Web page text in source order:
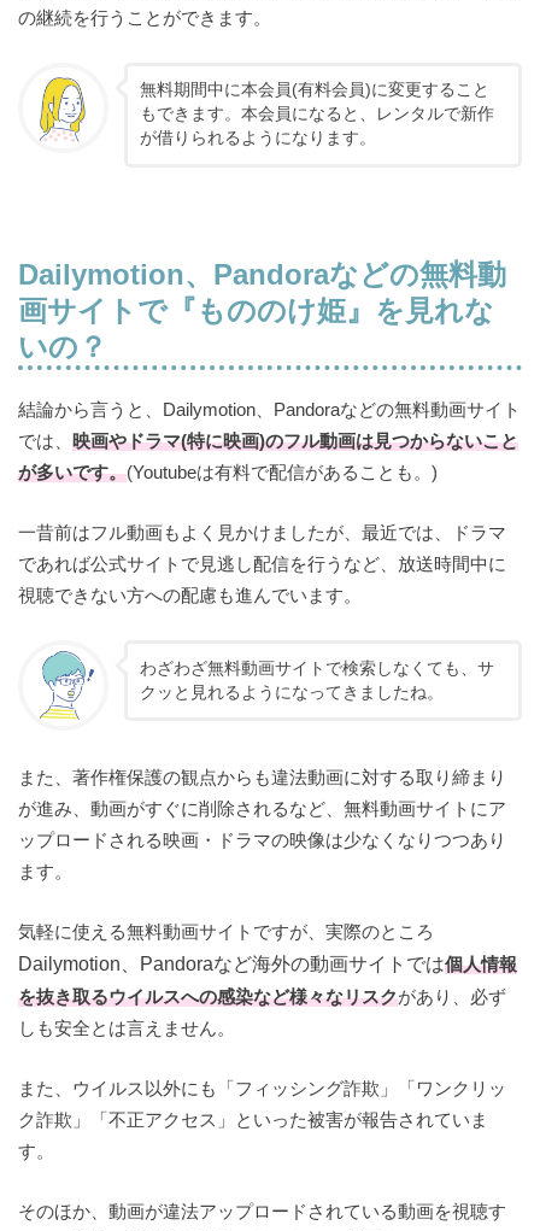
の継続を行うことができます。
無料期間中に本会員(有料会員)に変更すること
もできます。本会員になると、レンタルで新作
が借りられるようになります。
Dailymotion、Pandoraなどの無料動
画サイトで『もののけ姫』を見れな
いの？
結論から言うと、Dailymotion、Pandoraなどの無料動画サイト
では、 映画やドラマ(特に映画)のフル動画は見つからないこと
が多いです。(Youtubeは有料で配信があることも。)
一昔前はフル動画もよく見かけましたが、最近では、ドラマ
であれば公式サイトで見逃し配信を行うなど、放送時間中に
視聴できない方への配慮も進んでいます。
わざわざ無料動画サイトで検索しなくても、サ
クッと見れるようになってきましたね。
また、著作権保護の観点からも違法動画に対する取り締まり
が進み、動画がすぐに削除されるなど、無料動画サイトにア
ップロードされる映画・ドラマの映像は少なくなりつつあり
ます。
気軽に使える無料動画サイトですが、実際のところ
Dailymotion、Pandoraなど海外の動画サイトでは個人情報
を抜き取るウイルスへの感染など様々なリスクがあり、必ず
しも安全とは言えません。
また、ウイルス以外にも「フィッシング詐欺」「ワンクリッ
ク詐欺」「不正アクセス」といった被害が報告されていま
す。
そのほか、動画が違法アップロードされている動画を視聴す